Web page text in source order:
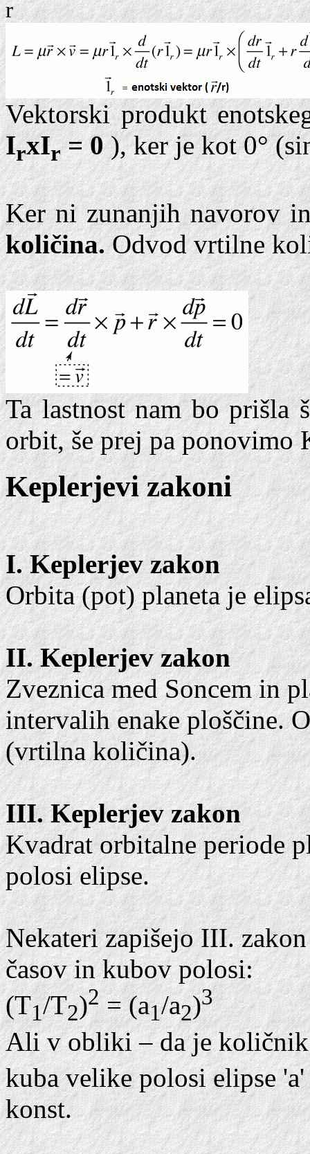
r
Vektorski produkt
IrxIr= 0), ker je kot 0°
Ker ni zunanjih navorov
količina.Odvod vrtilne
Ta lastnost nam bo prišla
orbit, še prej pa ponovimo
Keplerjevi zakoni
I. Keplerjev zakon
Orbita (pot) planeta je
II. Keplerjev zakon
Zveznica med Soncem in
intervalih enake ploščine.
(vrtilna količina).
III. Keplerjev zakon
Kvadrat orbitalne periode
polosi elipse.
Nekateri zapišejo III.
časov in kubov polosi:
(T1/T2)2= (a1/a2)3
Ali v obliki – da je količnik
kuba velike polosi elipse
konst.